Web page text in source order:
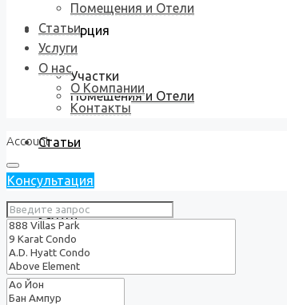
Коммерция
Участки
Помещения и Отели
Статьи
Услуги
О нас
Помещения и Отели
Статьи
Услуги
О нас
О Компании
Контакты
Account
Консультация